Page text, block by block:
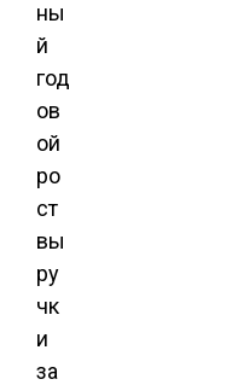
ны
й
год
ов
ой
ро
ст
вы
ру
чк
и
за